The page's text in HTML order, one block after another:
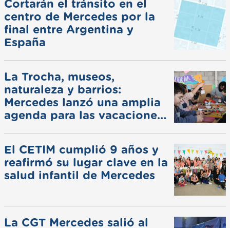
Cortarán el tránsito en el
centro de Mercedes por la
final entre Argentina y
España
La Trocha, museos,
naturaleza y barrios:
Mercedes lanzó una amplia
agenda para las vacaciones
El CETIM cumplió 9 años y
reafirmó su lugar clave en la
salud infantil de Mercedes
La CGT Mercedes salió al